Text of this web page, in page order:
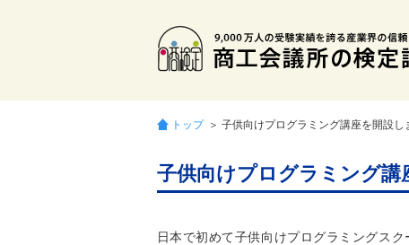
トップ ＞ 子供向けプログラミング講座を開設し
子供向けプログラミング講
日本で初めて子供向けプログラミングス